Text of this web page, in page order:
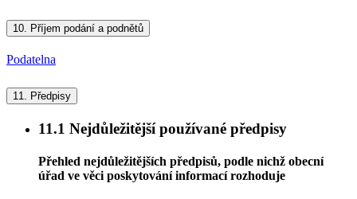
10. Příjem podání a podnětů
Podatelna
11. Předpisy
11.1 Nejdůležitější používané předpisy
Přehled nejdůležitějších předpisů, podle nichž obecní
úřad ve věci poskytování informací rozhoduje